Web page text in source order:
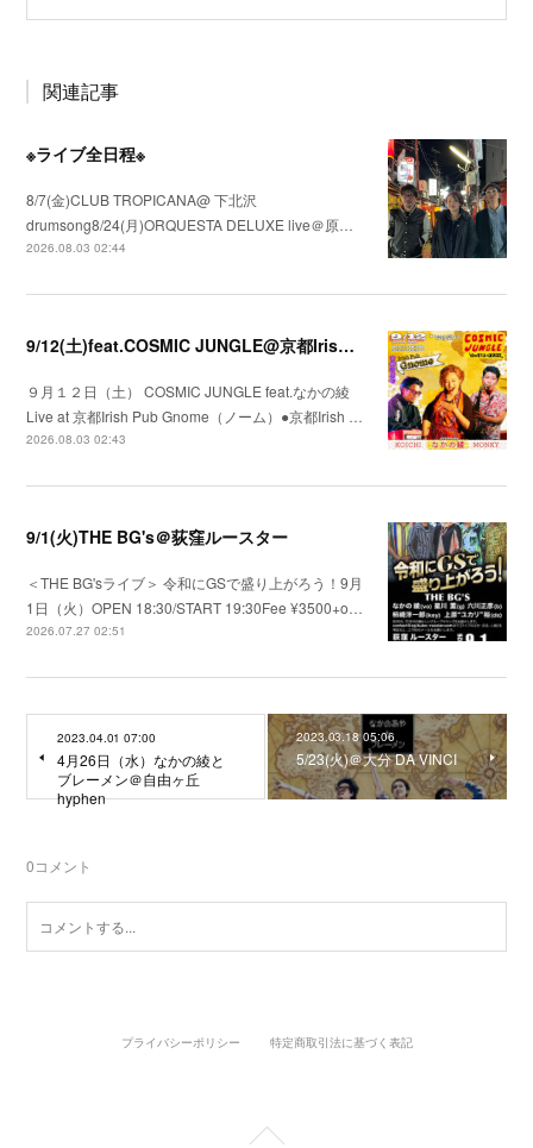
関連記事
※ライブ全日程※
8/7(金)CLUB TROPICANA@ 下北沢
drumsong8/24(月)ORQUESTA DELUXE live＠原…
2026.08.03 02:44
9/12(土)feat.COSMIC JUNGLE@京都Irish Pub Gnome（ノーム）
９月１２日（土） COSMIC JUNGLE feat.なかの綾
Live at 京都Irish Pub Gnome（ノーム）●京都Irish …
2026.08.03 02:43
9/1(火)THE BG's＠荻窪ルースター
＜THE BG'sライブ＞ 令和にGSで盛り上がろう！9月
1日（火）OPEN 18:30/START 19:30Fee ¥3500+o…
2026.07.27 02:51
2023.04.01 07:00
4月26日（水）なかの綾と
ブレーメン＠自由ヶ丘
hyphen
2023.03.18 05:06
5/23(火)＠大分 DA VINCI
0コメント
プライバシーポリシー 特定商取引法に基づく表記